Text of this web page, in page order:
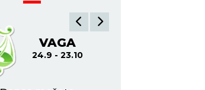
VAGA
24.9 - 23.10